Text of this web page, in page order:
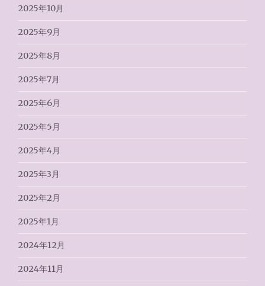
2025年10月
2025年9月
2025年8月
2025年7月
2025年6月
2025年5月
2025年4月
2025年3月
2025年2月
2025年1月
2024年12月
2024年11月